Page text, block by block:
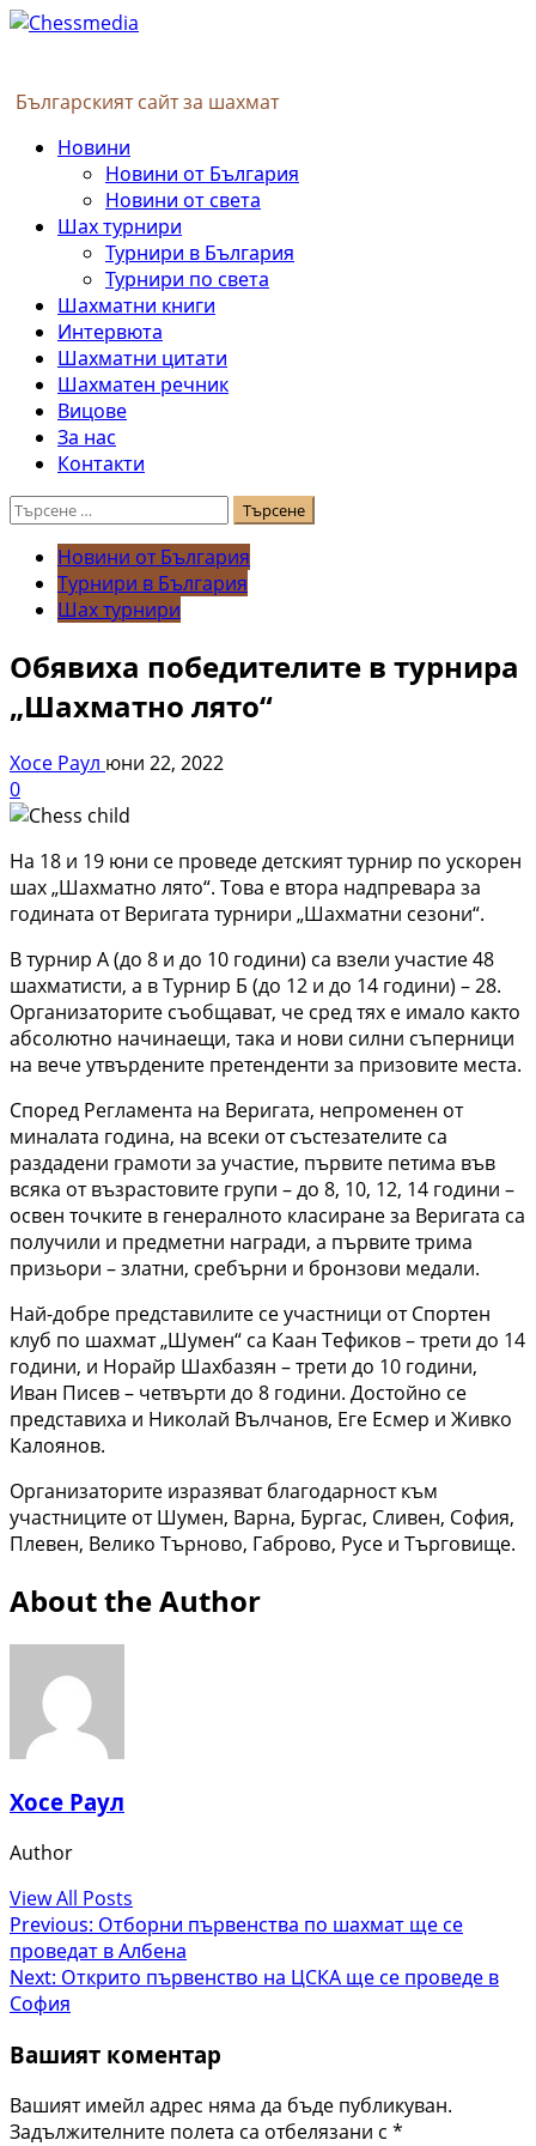
Skip
Българският сайт за шахмат
PrimaryНовини
Новини от България
Новини от света
Шах турнири
Турнири в България
Турнири по света
Шахматни книги
Интервюта
Шахматни цитати
Шахматен речник
Вицове
За нас
Контакти
Търсене
Новини от България
Турнири в България
Шах турнири
Обявиха победителите в турнира
„Шахматно лято“
Хосе Раул юни 22, 2022
0
На 18 и 19 юни се проведе детският турнир по ускорен
шах „Шахматно лято“. Това е втора надпревара за
годината от Веригата турнири „Шахматни сезони“.
В турнир А (до 8 и до 10 години) са взели участие 48
шахматисти, а в Турнир Б (до 12 и до 14 години) – 28.
Организаторите съобщават, че сред тях е имало както
абсолютно начинаещи, така и нови силни съперници
на вече утвърдените претенденти за призовите места.
Според Регламента на Веригата, непроменен от
миналата година, на всеки от състезателите са
раздадени грамоти за участие, първите петима във
всяка от възрастовите групи – до 8, 10, 12, 14 години –
освен точките в генералното класиране за Веригата са
получили и предметни награди, а първите трима
призьори – златни, сребърни и бронзови медали.
Най-добре представилите се участници от Спортен
клуб по шахмат „Шумен“ са Каан Тефиков – трети до 14
години, и Норайр Шахбазян – трети до 10 години,
Иван Писев – четвърти до 8 години. Достойно се
представиха и Николай Вълчанов, Еге Есмер и Живко
Калоянов.
Организаторите изразяват благодарност към
участниците от Шумен, Варна, Бургас, Сливен, София,
Плевен, Велико Търново, Габрово, Русе и Търговище.
About the Author
Хосе Раул
Author
View All Posts
Post
navigation
Previous: Отборни първенства по шахмат ще се
проведат в Албена
Next: Открито първенство на ЦСКА ще се проведе в
София
Вашият коментар
Вашият имейл адрес няма да бъде публикуван.
Задължителните полета са отбелязани с *